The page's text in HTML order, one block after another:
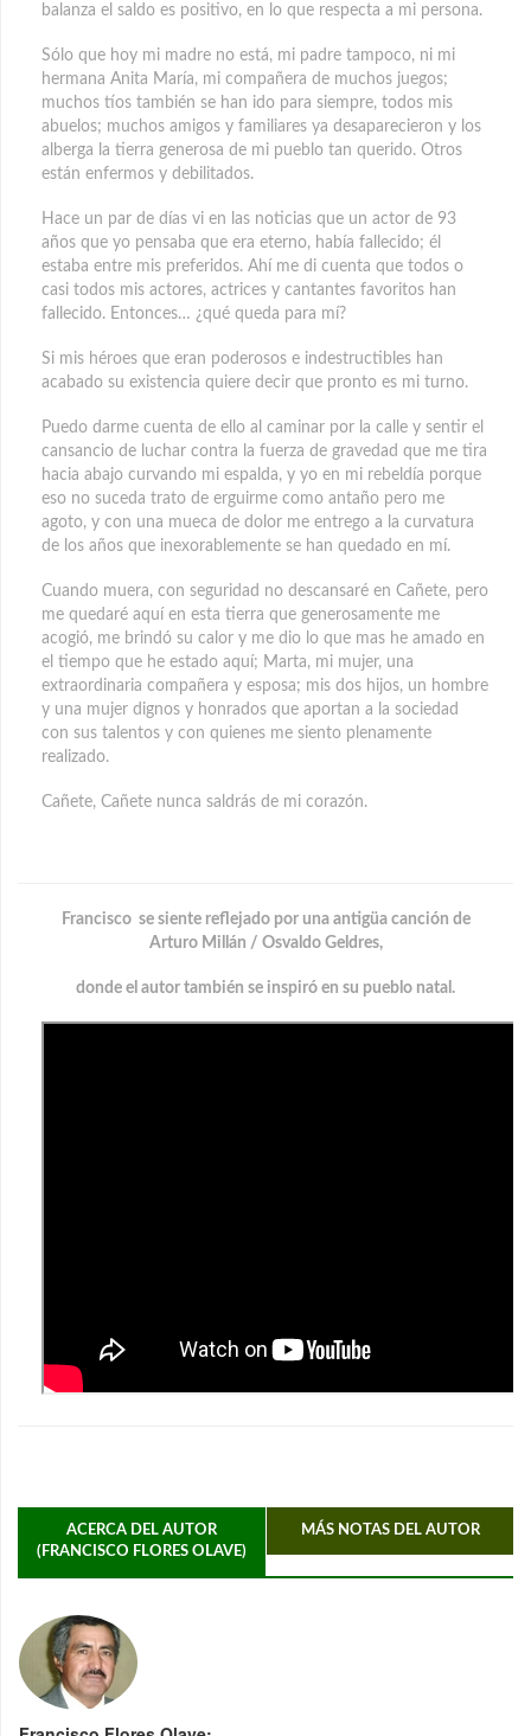
balanza el saldo es positivo, en lo que respecta a mi persona.
Sólo que hoy mi madre no está, mi padre tampoco, ni mi
hermana Anita María, mi compañera de muchos juegos;
muchos tíos también se han ido para siempre, todos mis
abuelos; muchos amigos y familiares ya desaparecieron y los
alberga la tierra generosa de mi pueblo tan querido. Otros
están enfermos y debilitados.
Hace un par de días vi en las noticias que un actor de 93
años que yo pensaba que era eterno, había fallecido; él
estaba entre mis preferidos. Ahí me di cuenta que todos o
casi todos mis actores, actrices y cantantes favoritos han
fallecido. Entonces… ¿qué queda para mí?
Si mis héroes que eran poderosos e indestructibles han
acabado su existencia quiere decir que pronto es mi turno.
Puedo darme cuenta de ello al caminar por la calle y sentir el
cansancio de luchar contra la fuerza de gravedad que me tira
hacia abajo curvando mi espalda, y yo en mi rebeldía porque
eso no suceda trato de erguirme como antaño pero me
agoto, y con una mueca de dolor me entrego a la curvatura
de los años que inexorablemente se han quedado en mí.
Cuando muera, con seguridad no descansaré en Cañete, pero
me quedaré aquí en esta tierra que generosamente me
acogió, me brindó su calor y me dio lo que mas he amado en
el tiempo que he estado aquí; Marta, mi mujer, una
extraordinaria compañera y esposa; mis dos hijos, un hombre
y una mujer dignos y honrados que aportan a la sociedad
con sus talentos y con quienes me siento plenamente
realizado.
Cañete, Cañete nunca saldrás de mi corazón.
Francisco se siente reflejado por una antigüa canción de
Arturo Millán / Osvaldo Geldres,
donde el autor también se inspiró en su pueblo natal.
ACERCA DEL AUTOR
(FRANCISCO FLORES OLAVE)
MÁS NOTAS DEL AUTOR